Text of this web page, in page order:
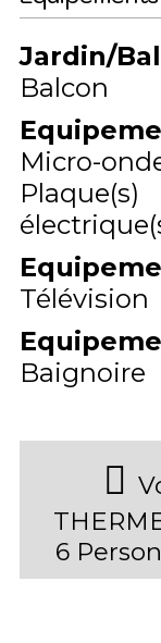
Jardin/
Balcon
Micro-
Plaque(s)
Télévision
Baignoire
6